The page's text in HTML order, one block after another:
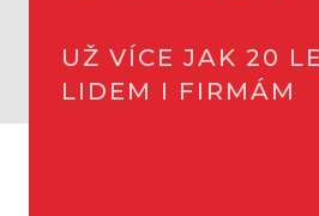
UŽ VÍCE JAK 20
LIDEM I FIRMÁM